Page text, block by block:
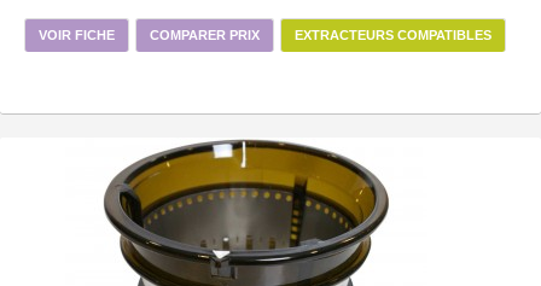
VOIR FICHE COMPARER PRIX EXTRACTEURS COMPATIBLES